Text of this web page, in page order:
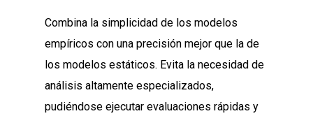
Combina la simplicidad de los modelos
empíricos con una precisión mejor que la de
los modelos estáticos. Evita la necesidad de
análisis altamente especializados,
pudiéndose ejecutar evaluaciones rápidas y